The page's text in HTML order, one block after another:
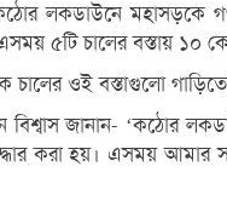
লকডাউনে
৫টি চালের বস্তায় ১০
ওই বস্তাগুলো
জানান- ‘কঠোর
করা হয়। এসময়